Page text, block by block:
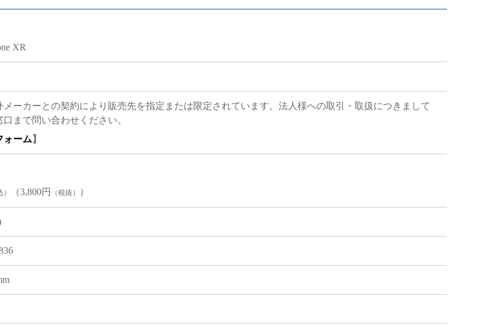
XR
メーカーとの契約により販売先を指定または限定されています。法人様への取引・取扱につきまして
まで問い合わせください。
ォーム 】
（3,800円 （税抜） ）